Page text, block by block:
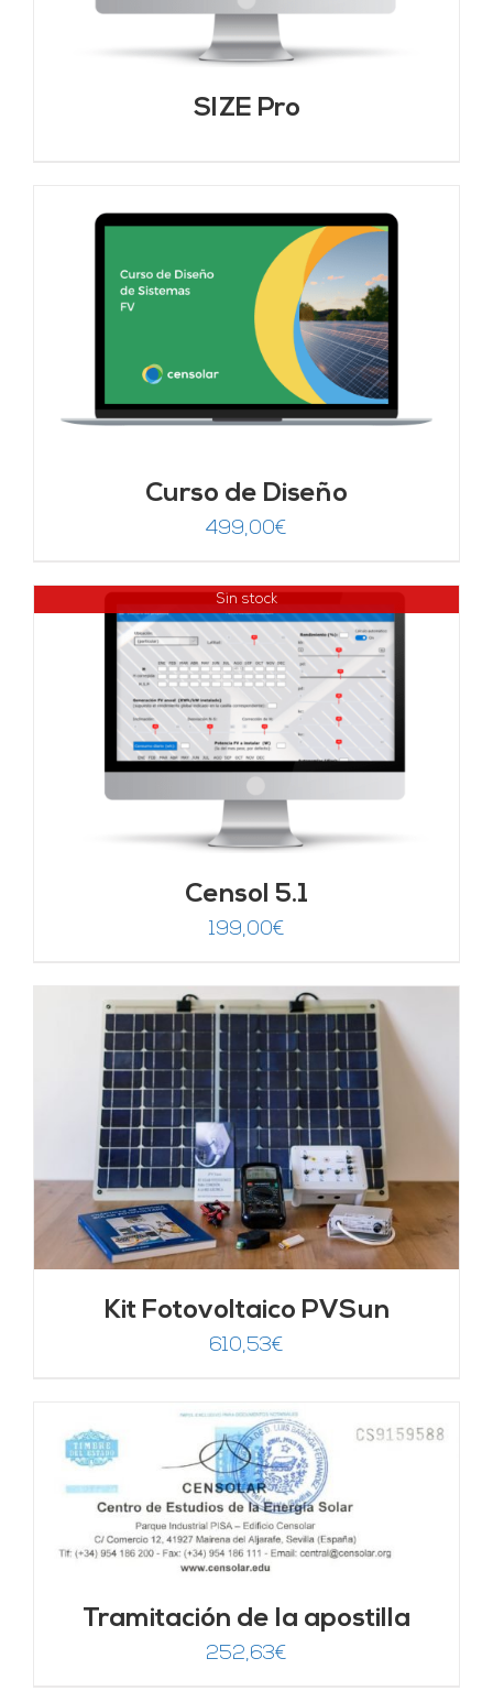
SIZE Pro
Curso de Diseño
499,00€
Sin stock
Censol 5.1
199,00€
Kit Fotovoltaico PVSun
610,53€
Tramitación de la apostilla
252,63€